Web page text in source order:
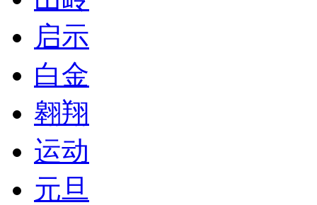
启示
白金
翱翔
运动
元旦